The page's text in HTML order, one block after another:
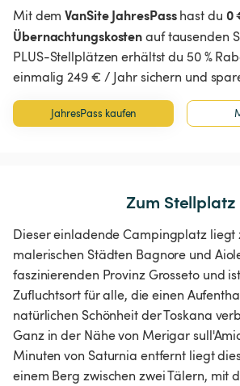
Mit demVanSite JahresPasshast du 0
Übernachtungskostenauf tausenden
PLUS-Stellplätzen erhältst du 50 %
einmalig 249 € / Jahr sichern und
JahresPass kaufen
Zum Stellplatz
Dieser einladende Campingplatz liegt
malerischen Städten Bagnore und
faszinierenden Provinz Grosseto und
Zufluchtsort für alle, die einen
natürlichen Schönheit der Toskana
Ganz in der Nähe von Merigar
Minuten von Saturnia entfernt liegt
einem Berg zwischen zwei Tälern, mit